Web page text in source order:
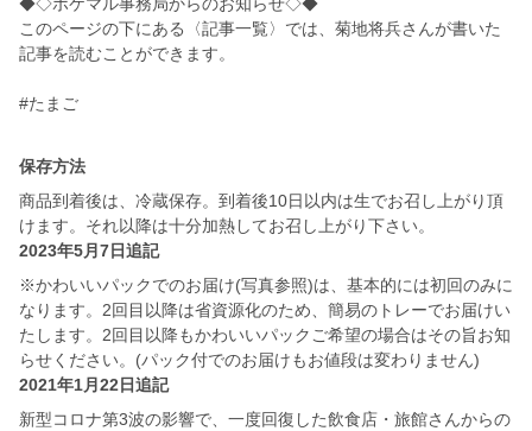
このページの下にある〈記事一覧〉では、菊地将兵さんが書いた
記事を読むことができます。
#たまご
保存方法
商品到着後は、冷蔵保存。到着後10日以内は生でお召し上がり頂
けます。それ以降は十分加熱してお召し上がり下さい。
2023年5月7日追記
※かわいいパックでのお届け(写真参照)は、基本的には初回のみに
なります。2回目以降は省資源化のため、簡易のトレーでお届けい
たします。2回目以降もかわいいパックご希望の場合はその旨お知
らせください。(パック付でのお届けもお値段は変わりません)
2021年1月22日追記
新型コロナ第3波の影響で、一度回復した飲食店・旅館さんからの